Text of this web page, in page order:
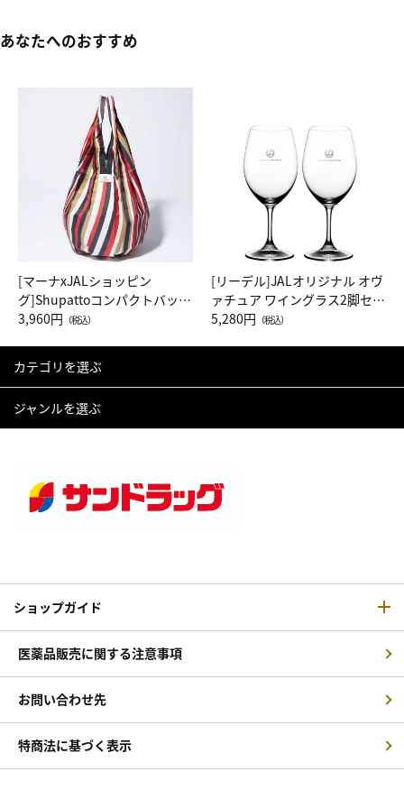
あなたへのおすすめ
[マーナxJALショッピン
グ]Shupattoコンパクトバッグ
Drop JAL客室乗務員（LC）ス
3,960円 （税込）
[リーデル]JALオリジナル オヴ
ァチュア ワイングラス2脚セッ
ト（レッドワイン）
5,280円 （税込）
カテゴリを選ぶ
ジャンルを選ぶ
ショップガイド
医薬品販売に関する注意事項
お問い合わせ先
特商法に基づく表示